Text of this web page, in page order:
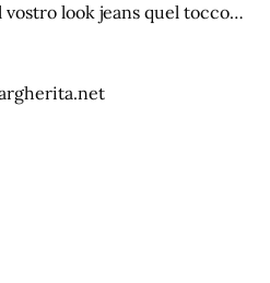
look jeans quel tocco…